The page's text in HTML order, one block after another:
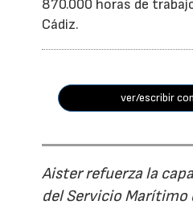
870.000 horas de
Cádiz.
ver/escribir
Aister refuerza la
del Servicio Marítimo